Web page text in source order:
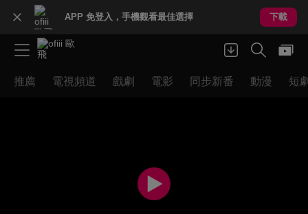
APP 免登入，手機觀看最佳選擇 下載
推薦 電視頻道 戲劇 電影 同步新番 動漫 短